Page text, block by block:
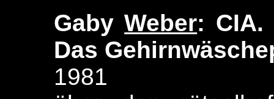
GabyWeber: CIA.
Das
1981